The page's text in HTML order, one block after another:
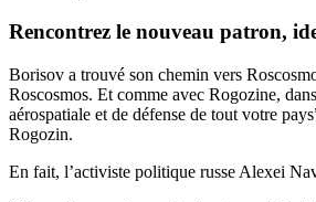
Rencontrez le nouveau patron,
Borisov a trouvé son chemin vers
Roscosmos. Et comme avec Rogozine,
aérospatiale et de défense de tout votre
Rogozin.
En fait, l’activiste politique russe Alexei